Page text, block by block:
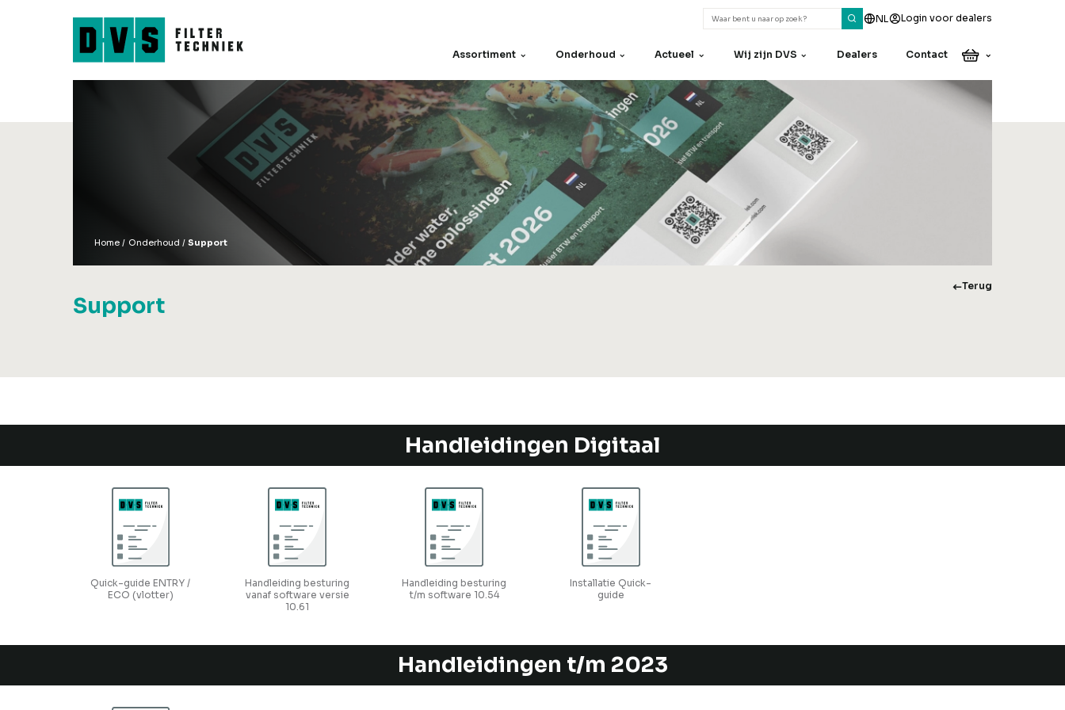
NL Login voor dealers
Assortiment
Accessoires
Spoelpompen
Vijverpompen
Luchtpompen
UV-lampen
Koinetten & Koisokken
Onderdelen
Zeven
Motoren
Overig
Heeft u een vraag
of een opmerking?
Onze collega’s helpen u
graag verder.
Onderhoud Actueel Wij zijn DVS Dealers Contact
Home Onderhoud Support
Terug
Support
Handleidingen Digitaal
Quick-guide ENTRY /
ECO (vlotter)
Handleiding besturing
vanaf software versie
10.61
Handleiding besturing
t/m software 10.54
Installatie Quick-
guide
Handleidingen t/m 2023